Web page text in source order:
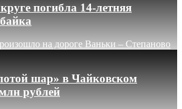
погибла 14-летняя
на дороге Ваньки – Степаново
шар» в Чайковском
рублей